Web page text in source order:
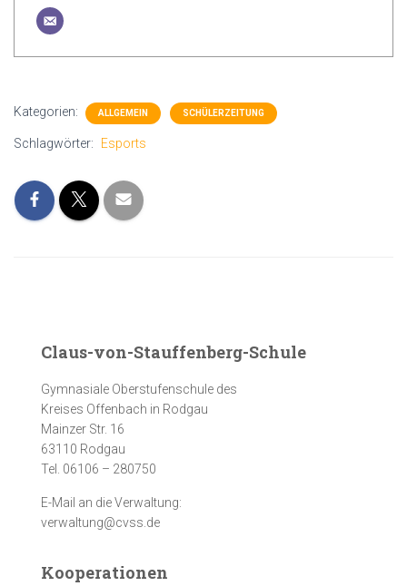
Kategorien: ALLGEMEIN SCHÜLERZEITUNG
Schlagwörter: Esports
Claus-von-Stauffenberg-Schule
Gymnasiale Oberstufenschule des
Kreises Offenbach in Rodgau
Mainzer Str. 16
63110 Rodgau
Tel. 06106 – 280750
E-Mail an die Verwaltung:
verwaltung@cvss.de
Kooperationen